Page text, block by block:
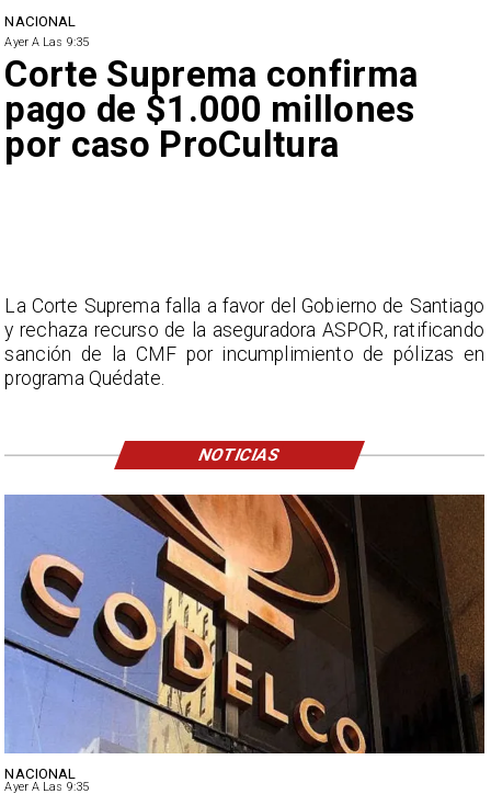
NACIONAL
Ayer A Las 9:35
NACIONAL
Ayer A Las 9:35
Corte Suprema confirma
pago de $1.000 millones
por caso ProCultura
La Corte Suprema falla a favor del Gobierno de Santiago
y rechaza recurso de la aseguradora ASPOR, ratificando
sanción de la CMF por incumplimiento de pólizas en
programa Quédate.
NOTICIAS